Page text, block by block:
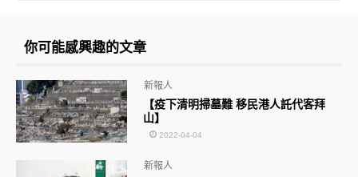
你可能感興趣的文章
【疫下清明掃墓難 移民港人託代客拜
山】
新報人
2022-04-04
新報人